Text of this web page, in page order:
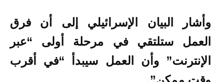
وأشار البيان الإسرائيلي إلى أن فرق
العمل ستلتقي في مرحلة أولى “عبر
الإنترنت” وأن العمل سيبدأ “في أقرب